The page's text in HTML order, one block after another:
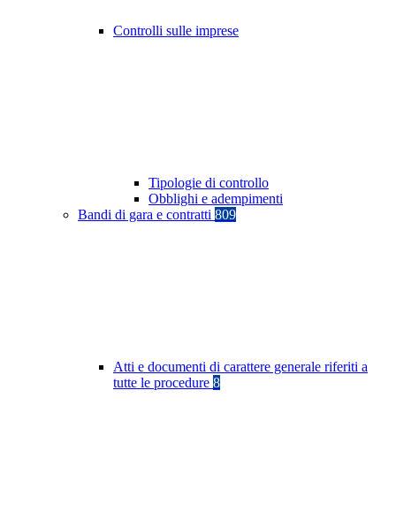
Controlli sulle imprese
Tipologie di controllo
Obblighi e adempimenti
Bandi di gara e contratti 809
Atti e documenti di carattere generale riferiti a
tutte le procedure 8